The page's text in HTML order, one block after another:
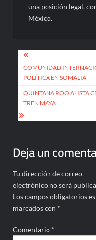
una posición legal,
México.
Navegación
de
entradas
COMUNIDAD
POLÍTICA EN SOMALIA
QUINTANA ROO ALISTA
TREN MAYA
Deja un
Tu dirección de correo
electrónico no será
Los campos obligatorios
marcados con *
Comentario *